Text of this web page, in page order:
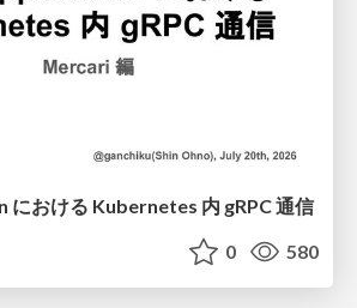
における Kubernetes 内 gRPC 通信
0 580